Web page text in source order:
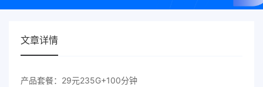
文章详情
产品套餐：29元235G+100分钟